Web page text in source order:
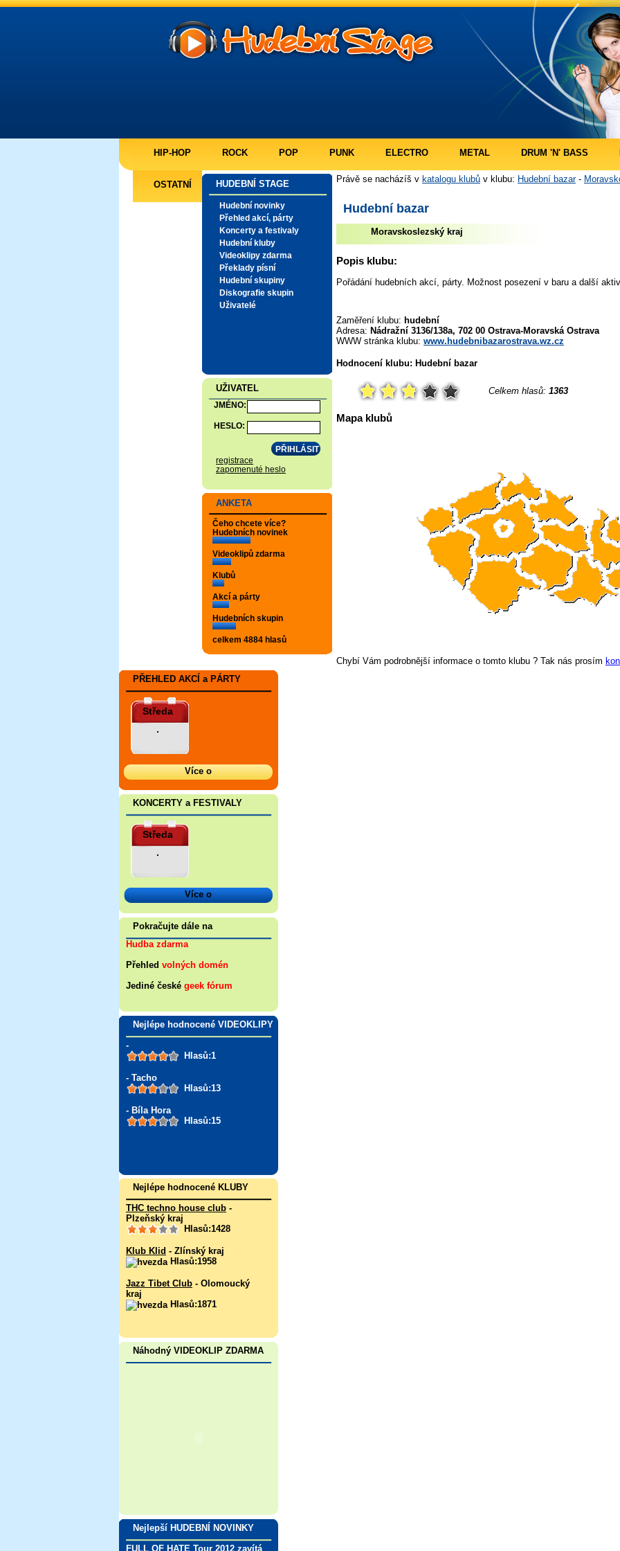
HIP-HOP ROCK POP PUNK ELECTRO METAL DRUM 'N' BASS
OSTATNÍ HUDEBNÍ STAGE
Hudební novinky
Přehled akcí, párty
Koncerty a festivaly
Hudební kluby
Videoklipy zdarma
Překlady písní
Hudební skupiny
Diskografie skupin
Uživatelé
UŽIVATEL
JMÉNO:
HESLO:
registrace
zapomenuté heslo
ANKETA
Čeho chcete více?
Hudebních novinek
Videoklipů zdarma
Klubů
Akcí a párty
Hudebních skupin
celkem 4884 hlasů
Právě se nacházíš v katalogu klubů v klubu: Hudební bazar-
Hudební bazar
Moravskoslezský kraj
Popis klubu:
Pořádání hudebních akcí, párty. Možnost posezení v baru a další
Zaměření klubu: hudební
Adresa: Nádražní 3136/138a, 702 00 Ostrava-Moravská Ostrava
WWW stránka klubu: www.hudebnibazarostrava.wz.cz
Hodnocení klubu: Hudební bazar
Celkem hlasů: 1363
Mapa klubů
Chybí Vám podrobnější informace o tomto klubu ? Tak nás prosím
PŘEHLED AKCÍ a PÁRTY
Středa
.
Více o
KONCERTY a FESTIVALY
Středa
.
Více o
Pokračujte dále na
Hudba zdarma
Přehled volných domén
Jediné české geek fórum
Nejlépe hodnocené VIDEOKLIPY
-
Hlasů:1
- Tacho
Hlasů:13
- Bíla Hora
Hlasů:15
Nejlépe hodnocené KLUBY
THC techno house club -
Plzeňský kraj
Hlasů:1428
Klub Klid - Zlínský kraj
Hlasů:1958
Jazz Tibet Club - Olomoucký
kraj
Hlasů:1871
Náhodný VIDEOKLIP ZDARMA
Nejlepší HUDEBNÍ NOVINKY
FULL OF HATE Tour 2012 zavítá